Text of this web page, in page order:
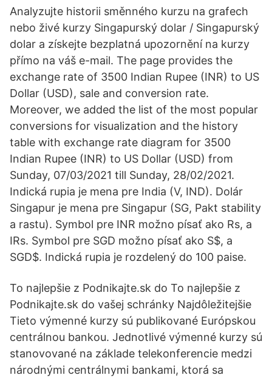
Analyzujte historii směnného kurzu na grafech
nebo živé kurzy Singapurský dolar / Singapurský
dolar a získejte bezplatná upozornění na kurzy
přímo na váš e-mail. The page provides the
exchange rate of 3500 Indian Rupee (INR) to US
Dollar (USD), sale and conversion rate.
Moreover, we added the list of the most popular
conversions for visualization and the history
table with exchange rate diagram for 3500
Indian Rupee (INR) to US Dollar (USD) from
Sunday, 07/03/2021 till Sunday, 28/02/2021.
Indická rupia je mena pre India (V, IND). Dolár
Singapur je mena pre Singapur (SG, Pakt stability
a rastu). Symbol pre INR možno písať ako Rs, a
IRs. Symbol pre SGD možno písať ako S$, a
SGD$. Indická rupia je rozdelený do 100 paise.
To najlepšie z Podnikajte.sk do To najlepšie z
Podnikajte.sk do vašej schránky Najdôležitejšie
Tieto výmenné kurzy sú publikované Európskou
centrálnou bankou. Jednotlivé výmenné kurzy sú
stanovované na základe telekonferencie medzi
národnými centrálnymi bankami, ktorá sa